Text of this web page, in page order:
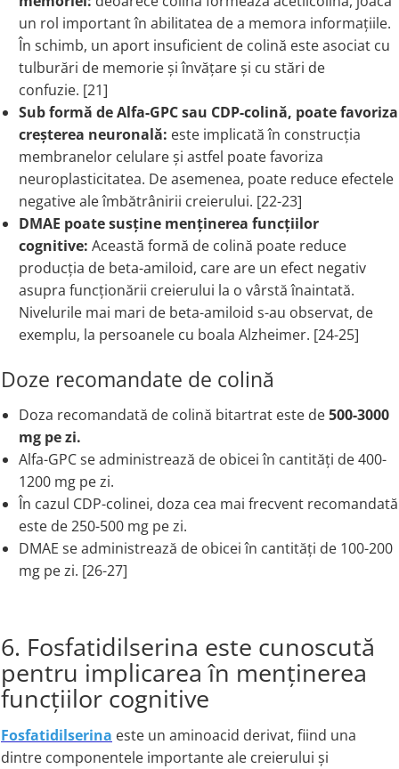
un rol important în abilitatea de a memora informațiile.
În schimb, un aport insuficient de colină este asociat cu
tulburări de memorie și învățare și cu stări de
confuzie. [21]
Sub formă de Alfa-GPC sau CDP-colină, poate favoriza
creșterea neuronală: este implicată în construcția
membranelor celulare și astfel poate favoriza
neuroplasticitatea. De asemenea, poate reduce efectele
negative ale îmbătrânirii creierului. [22-23]
DMAE poate susține menținerea funcțiilor
cognitive: Această formă de colină poate reduce
producția de beta-amiloid, care are un efect negativ
asupra funcționării creierului la o vârstă înaintată.
Nivelurile mai mari de beta-amiloid s-au observat, de
exemplu, la persoanele cu boala Alzheimer. [24-25]
Doze recomandate de colină
Doza recomandată de colină bitartrat este de500-3000
mg pe zi.
Alfa-GPC se administrează de obicei în cantități de 400-
1200 mg pe zi.
În cazul CDP-colinei, doza cea mai frecvent recomandată
este de 250-500 mg pe zi.
DMAE se administrează de obicei în cantități de 100-200
mg pe zi. [26-27]
6. Fosfatidilserina este cunoscută
pentru implicarea în menținerea
funcțiilor cognitive
Fosfatidilserina este un aminoacid derivat, fiind una
dintre componentele importante ale creierului și